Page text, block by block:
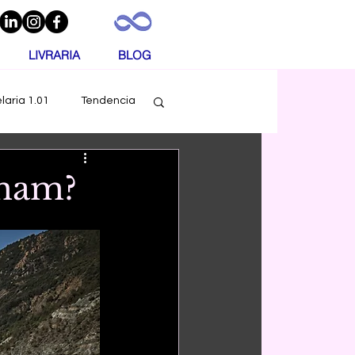
LIVRARIA BLOG
1.01 Tendencia
Noticias